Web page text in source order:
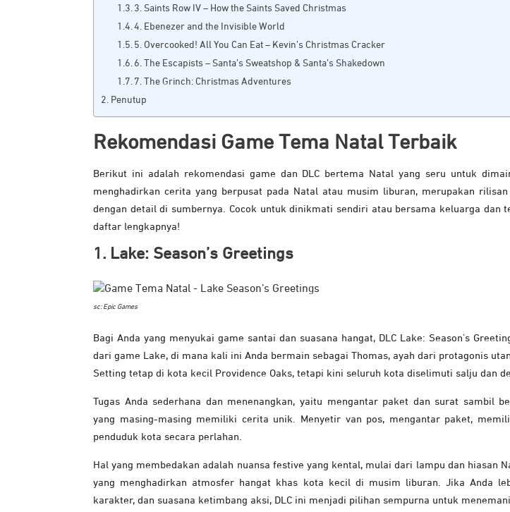
3. Saints Row IV – How the Saints Saved Christmas
4. Ebenezer and the Invisible World
5. Overcooked! All You Can Eat – Kevin’s Christmas Cracker
6. The Escapists – Santa’s Sweatshop & Santa’s Shakedown
7. The Grinch: Christmas Adventures
Penutup
Rekomendasi Game Tema Natal Terbaik
Berikut ini adalah rekomendasi game dan DLC bertema Natal yang seru untuk
menghadirkan cerita yang berpusat pada Natal atau musim liburan, merupakan
dengan detail di sumbernya. Cocok untuk dinikmati sendiri atau bersama keluarga dan
daftar lengkapnya!
1. Lake: Season’s Greetings
sc: Epic Games
Bagi Anda yang menyukai game santai dan suasana hangat, DLC Lake: Season’s
dari game Lake, di mana kali ini Anda bermain sebagai Thomas, ayah dari protagonis
Setting tetap di kota kecil Providence Oaks, tetapi kini seluruh kota diselimuti salju dan
Tugas Anda sederhana dan menenangkan, yaitu mengantar paket dan surat sambil
yang masing-masing memiliki cerita unik. Menyetir van pos, mengantar paket,
penduduk kota secara perlahan.
Hal yang membedakan adalah nuansa festive yang kental, mulai dari lampu dan hiasan
yang menghadirkan atmosfer hangat khas kota kecil di musim liburan. Jika Anda
karakter, dan suasana ketimbang aksi, DLC ini menjadi pilihan sempurna untuk